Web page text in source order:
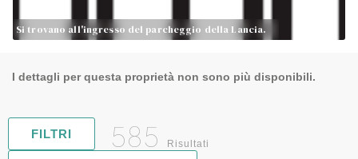
Si trovano all'ingresso del parcheggio della Lancia.
I dettagli per questa proprietà non sono più disponibili.
FILTRI 585 Risultati